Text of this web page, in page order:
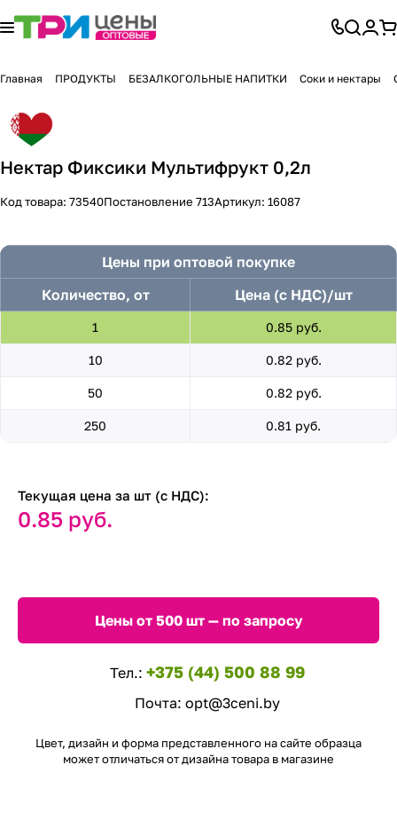
Главная ПРОДУКТЫ БЕЗАЛКОГОЛЬНЫЕ НАПИТКИ Соки и нектары
Нектар Фиксики Мультифрукт 0,2л
Код товара: 73540Постановление 713Артикул: 16087
Цены при оптовой покупке
Количество, от
Цена (с НДС)/шт
1 0.85 руб.
10 0.82 руб.
50 0.82 руб.
250 0.81 руб.
Текущая цена за шт (с НДС):
0.85 руб.
Цены от 500 шт — по запросу
Тел.: +375 (44) 500 88 99
Почта: opt@3ceni.by
Цвет, дизайн и форма представленного на сайте образца
может отличаться от дизайна товара в магазине